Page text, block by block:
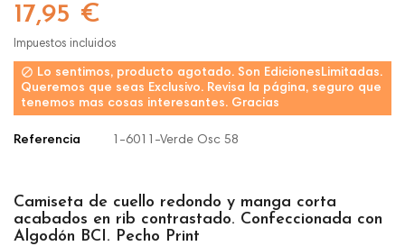
17,95 €
Impuestos incluidos
 Lo sentimos, producto agotado. Son EdicionesLimitadas.
Queremos que seas Exclusivo. Revisa la página, seguro que
tenemos mas cosas interesantes. Gracias
Referencia 1-6011-Verde Osc 58
Camiseta de cuello redondo y manga corta
acabados en rib contrastado. Confeccionada con
Algodón BCI. Pecho Print